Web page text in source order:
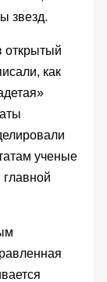
звезд.
открытый
как
ученые